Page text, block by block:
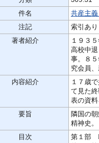
件名
共産主
注記
索引あり
著者紹介
１９３
高校中
事。８
究会員、
内容紹介
１７歳
て見た
表の資
要旨
隣国の
精神史。
目次
第１部